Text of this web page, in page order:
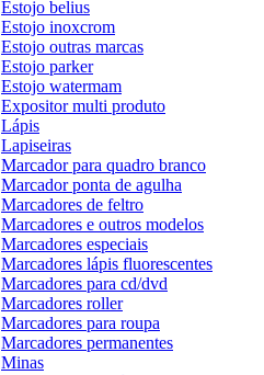
Estojo belius
Estojo inoxcrom
Estojo outras marcas
Estojo parker
Estojo watermam
Expositor multi produto
Lápis
Lapiseiras
Marcador para quadro branco
Marcador ponta de agulha
Marcadores de feltro
Marcadores e outros modelos
Marcadores especiais
Marcadores lápis fluorescentes
Marcadores para cd/dvd
Marcadores roller
Marcadores para roupa
Marcadores permanentes
Minas